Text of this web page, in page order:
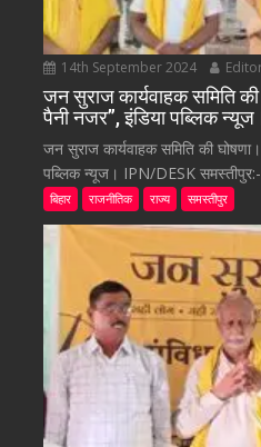
14th September 2024
जन सुराज कार्यवाहक समिति
पैनी नजर”, इंडिया पब्लिक
जन सुराज कार्यवाहक समिति की
पब्लिक न्यूज। IPN/DESK
बिहार राजनीतिक राज्य समस्तीपुर